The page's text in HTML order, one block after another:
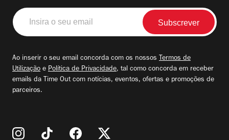
Insira
o
seu
Ao inserir o seu email concorda com os nossos Termos de
Utilização e Política de Privacidade, tal como concorda em receber
emails da Time Out com notícias, eventos, ofertas e promoções de
parceiros.